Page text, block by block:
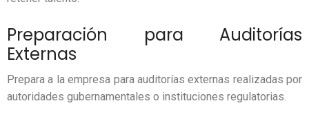
Preparación para Auditorías
Externas
Prepara a la empresa para auditorías externas realizadas por
autoridades gubernamentales o instituciones regulatorias.